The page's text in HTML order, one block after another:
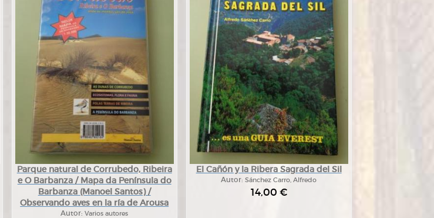
Parque natural de Corrubedo, Ribeira
e O Barbanza / Mapa da Península do
Barbanza (Manoel Santos) /
Observando aves en la ría de Arousa
Autor:Varios autores
El Cañón y la Ribera Sagrada del Sil
Autor:Sánchez Carro, Alfredo
14,00 €